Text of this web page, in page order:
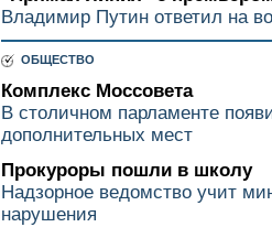
Владимир Путин ответил на
ОБЩЕСТВО
Комплекс Моссовета
В столичном парламенте
дополнительных мест
Прокуроры пошли в школу
Надзорное ведомство учит
нарушения